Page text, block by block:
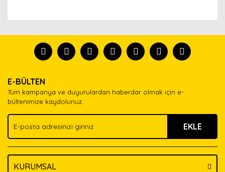
tanısın.
formunu kullanarak tarafımıza iletebilirsiniz.
Görüş ve önerileriniz için teşekkür ederiz.
Ürün açıklamasında eksik bilgiler bulunuyor.
Ürün bilgilerinde hatalar bulunuyor.
Ürün fiyatı diğer sitelerden daha pahalı.
Bu ürüne benzer farklı alternatifler olmalı.
E-BÜLTEN
Tüm kampanya ve duyurulardan haberdar olmak için e-
bültenimize kaydolunuz.
EKLE
KURUMSAL